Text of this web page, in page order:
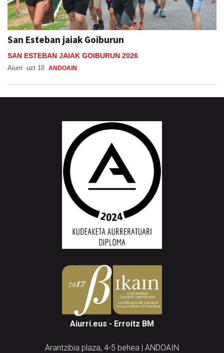
San Esteban jaiak Goiburun
SAN ESTEBAN JAIAK GOIBURUN 2026
Aiurri uzt 18 ANDOAIN
Aiurri.eus - Erroitz BM
Arantzibia plaza, 4-5 behea | ANDOAIN